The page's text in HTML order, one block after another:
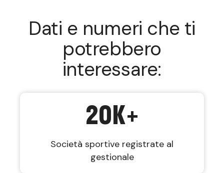
Dati e numeri che ti
potrebbero
interessare:
20K+
Società sportive registrate al
gestionale